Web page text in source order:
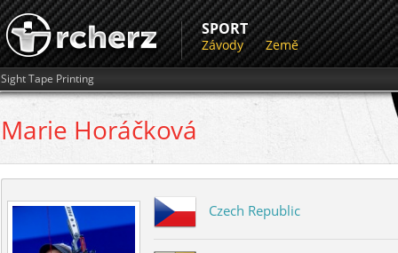
SPORT
Závody Země
Sight Tape Printing
Marie Horáčková
Czech Republic